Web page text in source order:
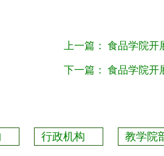
上一篇： 食品学院开
下一篇： 食品学院开
行政机构 教学院